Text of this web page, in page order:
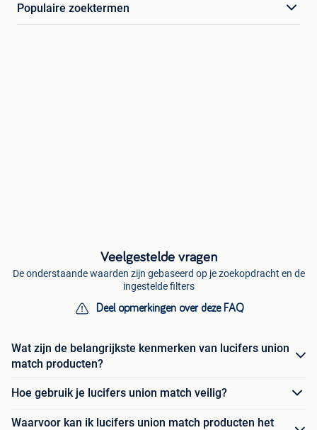
Populaire zoektermen
Veelgestelde vragen
De onderstaande waarden zijn gebaseerd op je zoekopdracht en de
ingestelde filters
Deel opmerkingen over deze FAQ
Wat zijn de belangrijkste kenmerken van lucifers union
match producten?
Hoe gebruik je lucifers union match veilig?
Waarvoor kan ik lucifers union match producten het